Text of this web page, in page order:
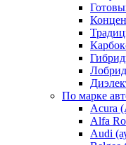
По марке
Acura
Alfa
Audi